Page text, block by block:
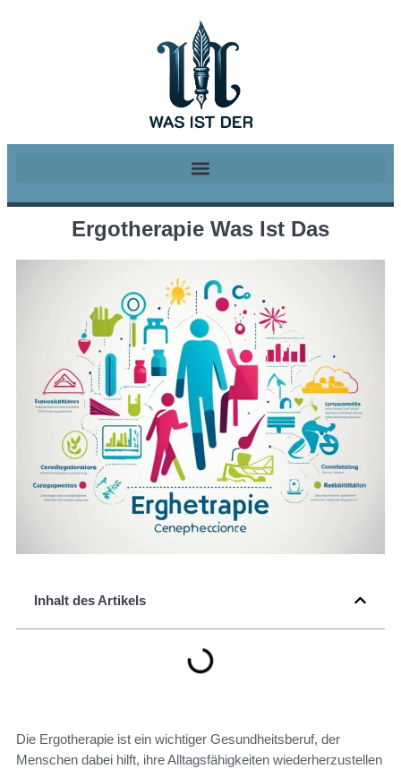
Ergotherapie Was Ist Das
Inhalt des Artikels
Die Ergotherapie ist ein wichtiger Gesundheitsberuf, der
Menschen dabei hilft, ihre Alltagsfähigkeiten wiederherzustellen